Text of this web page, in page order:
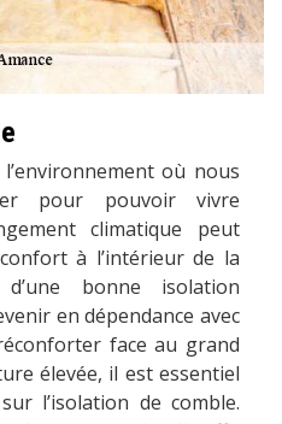
où nous
pour pouvoir vivre
climatique peut
à l’intérieur de la
bonne isolation
en dépendance avec
face au grand
élevée, il est essentiel
l’isolation de comble.